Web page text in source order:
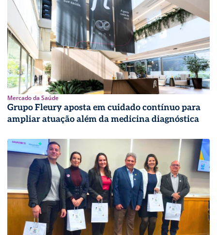
Mercado da Saúde
Grupo Fleury aposta em cuidado contínuo para
ampliar atuação além da medicina diagnóstica